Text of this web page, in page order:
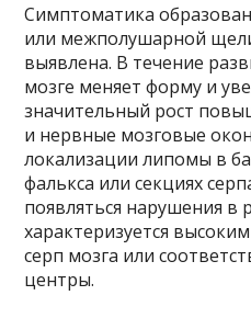
Симптоматика
или межполушарной
выявлена. В течение
мозге меняет форму и
значительный рост
и нервные мозговые
локализации липомы в
фалькса или секциях
появляться нарушения в
характеризуется
серп мозга или
центры.